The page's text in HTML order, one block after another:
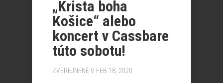
„Krista boha
Košice“ alebo
koncert v Cassbare
túto sobotu!
ZVEREJNENÉ V FEB 18, 2020